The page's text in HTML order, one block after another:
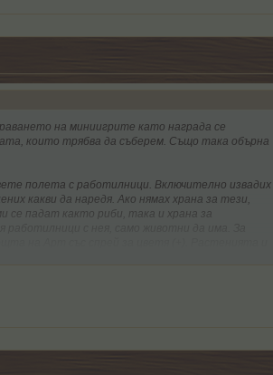
на миниигрите като награда се
които трябва да съберем. Също така обърна
полета с работилници. Включително извадих
какви да наредя. Ако нямах храна за тези,
се падат както риби, така и храна за